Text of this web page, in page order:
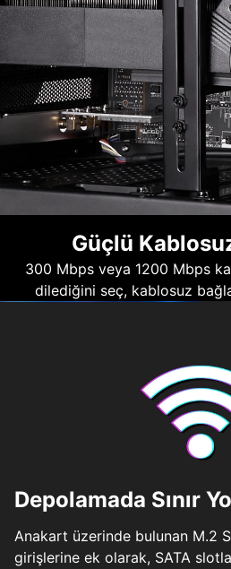
Güçlü
300 Mbps veya 1200 Mbps
dilediğini seç, kablosuz
Depolamada Sınır
Anakart üzerinde bulunan M.2
girişlerine ek olarak, SATA